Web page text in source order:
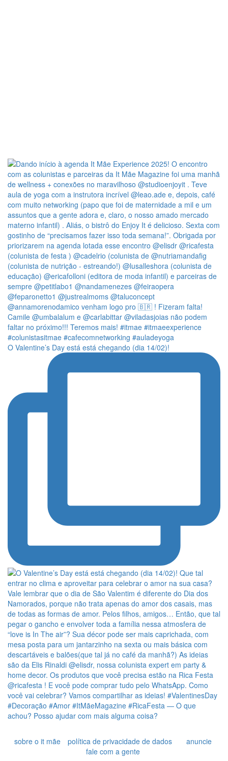
O Valentine’s Day está está chegando (dia 14/02)!
sobre o it mãe política de privacidade de dados
anuncie
fale com a gente